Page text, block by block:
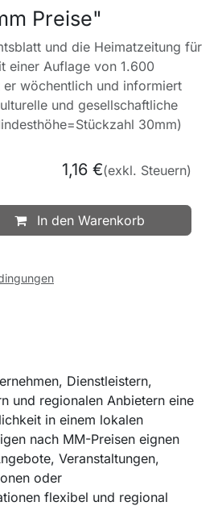
Preise"
und die Heimatzeitung für
einer Auflage von 1.600
er wöchentlich und informiert
und gesellschaftliche
30mm)
In den Warenkorb
1,16 €(exkl. Steuern)
Dienstleistern,
und regionalen Anbietern eine
in einem lokalen
nach MM-Preisen eignen
Veranstaltungen,
oder
flexibel und regional